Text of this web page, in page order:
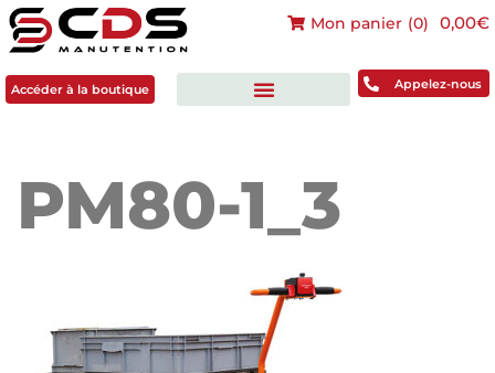
Accéder à la boutique
Mon panier (0) 0,00€
Appelez-nous
PM80-1_3